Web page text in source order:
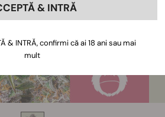
& INTRĂ
& INTRĂ, confirmi că ai 18 ani sau mai
mult